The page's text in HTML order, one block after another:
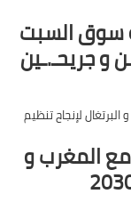
سوق السبت
و جريحـ.ـين
مع المغرب و
لإنجاح تنظيم مونديال 2030